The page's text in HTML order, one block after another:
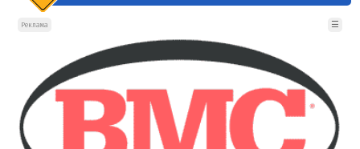
Реклама ☰